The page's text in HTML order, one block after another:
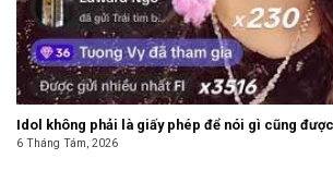
Idol không phải là giấy phép để nói gì cũng được
6 Tháng Tám, 2026